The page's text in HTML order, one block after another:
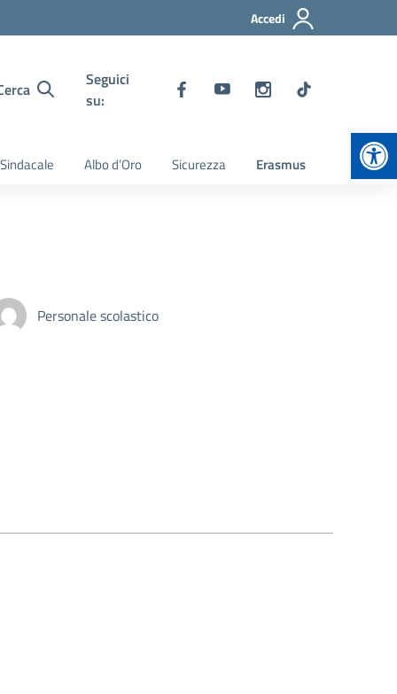
Accedi
Seguici
su:
Albo d’Oro Sicurezza Erasmus
Personale scolastico